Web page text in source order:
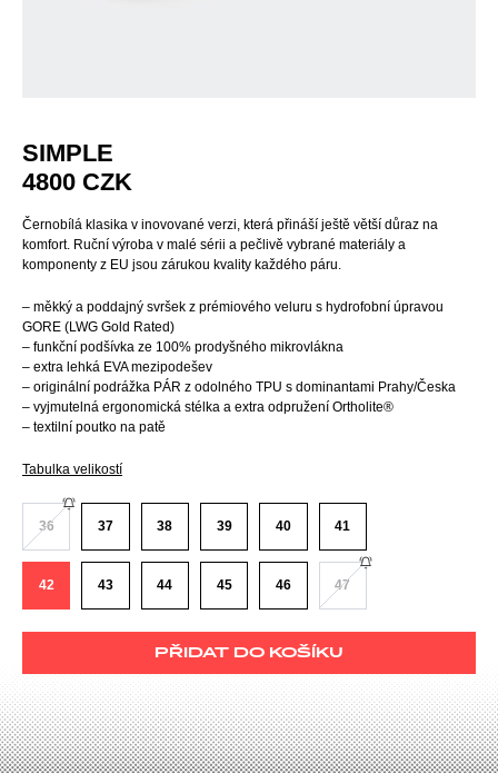
SIMPLE
4800 CZK
Černobílá klasika v inovované verzi, která přináší ještě větší důraz na
komfort. Ruční výroba v malé sérii a pečlivě vybrané materiály a
komponenty z EU jsou zárukou kvality každého páru.
– měkký a poddajný svršek z prémiového veluru s hydrofobní úpravou
GORE (LWG Gold Rated)
– funkční podšívka ze 100% prodyšného mikrovlákna
– extra lehká EVA mezipodešev
– originální podrážka PÁR z odolného TPU s dominantami Prahy/Česka
– vyjmutelná ergonomická stélka a extra odpružení Ortholite®
– textilní poutko na patě
Tabulka velikostí
36 37 38 39 40 41
42 43 44 45 46 47
PŘIDAT DO KOŠÍKU